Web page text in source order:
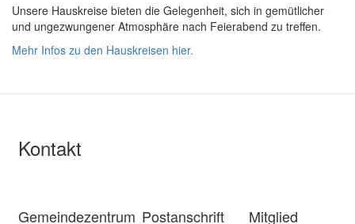
Unsere Hauskreise bieten die Gelegenheit, sich in gemütlicher
und ungezwungener Atmosphäre nach Feierabend zu treffen.
Mehr Infos zu den Hauskreisen hier.
Kontakt
Gemeindezentrum Postanschrift Mitglied